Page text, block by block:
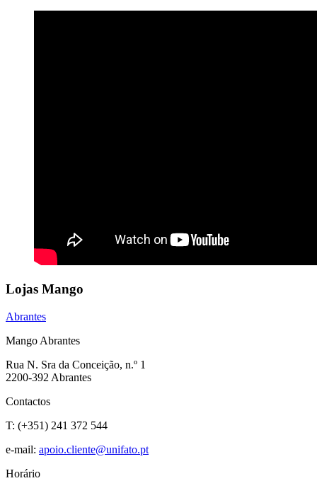
Lojas Mango
Abrantes
Mango Abrantes
Rua N. Sra da Conceição, n.º 1
2200-392 Abrantes
Contactos
T: (+351) 241 372 544
e-mail: apoio.cliente@unifato.pt
Horário